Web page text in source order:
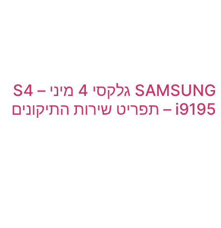
SAMSUNG גלקסי 4 מיני – S4
i9195 – תפריט שירות התיקונים